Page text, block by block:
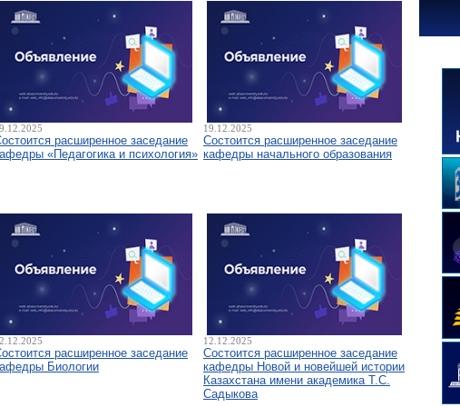
расширенное заседание
«Педагогика и психология»
19.12.2025
Состоится расширенное заседание
кафедры начального образования
расширенное заседание
Биологии
12.12.2025
Состоится расширенное заседание
кафедры Новой и новейшей истории
Казахстана имени академика Т.С.
Садыкова